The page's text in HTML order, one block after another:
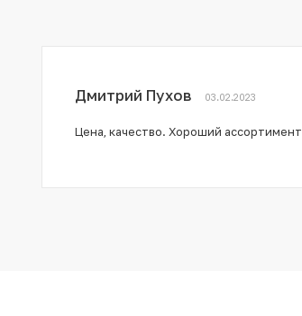
Дмитрий Пухов 03.02.2023
Цена, качество. Хороший ассортимент